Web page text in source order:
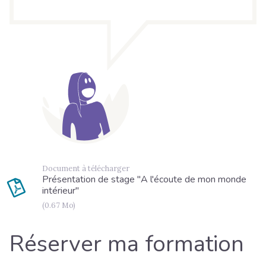
Document à télécharger
Présentation de stage "A l'écoute de mon monde
intérieur"
(0.67 Mo)
Réserver ma formation